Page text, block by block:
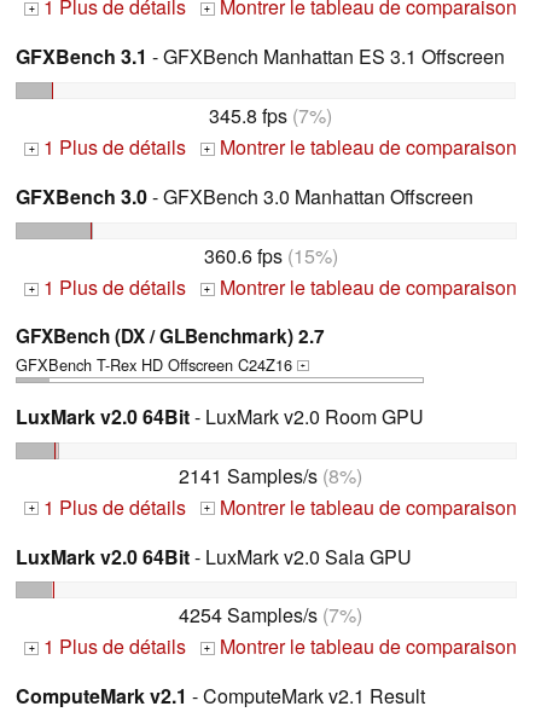
+ 1 Plus de détails + Montrer le tableau de comparaison
GFXBench 3.1 - GFXBench Manhattan ES 3.1 Offscreen
345.8 fps (7%)
+ 1 Plus de détails + Montrer le tableau de comparaison
GFXBench 3.0- GFXBench 3.0 Manhattan Offscreen
360.6 fps(15%)
+ 1 Plus de détails + Montrer le tableau de comparaison
GFXBench (DX / GLBenchmark) 2.7
GFXBench T-Rex HD Offscreen C24Z16 +
LuxMark v2.0 64Bit- LuxMark v2.0 Room GPU
2141 Samples/s (8%)
+ 1 Plus de détails + Montrer le tableau de comparaison
LuxMark v2.0 64Bit- LuxMark v2.0 Sala GPU
4254 Samples/s (7%)
+ 1 Plus de détails + Montrer le tableau de comparaison
ComputeMark v2.1 - ComputeMark v2.1 Result